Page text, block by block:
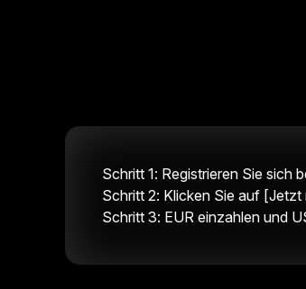
Schritt 1: Registrieren Sie sich
Schritt 2: Klicken Sie auf [Jetzt
Schritt 3: EUR einzahlen und